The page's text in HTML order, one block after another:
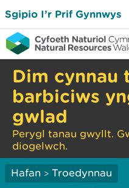
Sgipio I’r Prif Gynnwys
Dim cynnau
barbiciws
gwlad
Perygl tanau gwyllt.
diogelwch.
Hafan > Troedynnau